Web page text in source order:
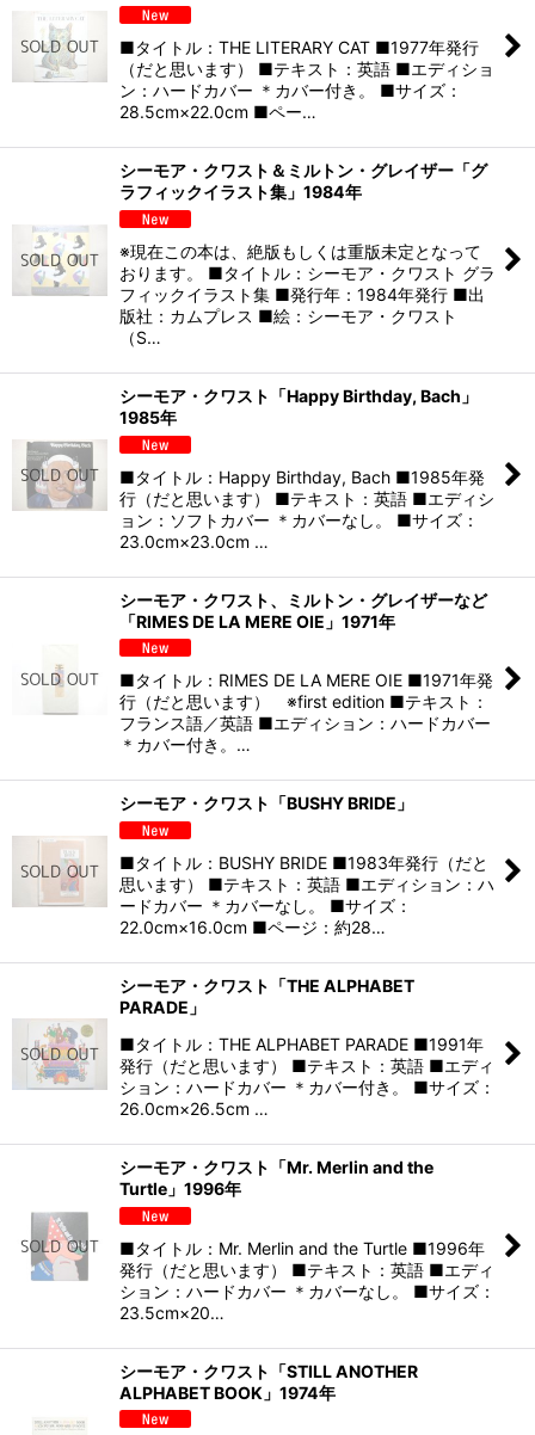
■タイトル：THE LITERARY CAT ■1977年発行
（だと思います） ■テキスト：英語 ■エディショ
ン：ハードカバー ＊カバー付き。 ■サイズ：
28.5cm×22.0cm ■ペー…
シーモア・クワスト＆ミルトン・グレイザー「グ
ラフィックイラスト集」1984年
※現在この本は、絶版もしくは重版未定となって
おります。 ■タイトル：シーモア・クワスト グラ
フィックイラスト集 ■発行年：1984年発行 ■出
版社：カムプレス ■絵：シーモア・クワスト
（S…
シーモア・クワスト「Happy Birthday, Bach」
1985年
■タイトル：Happy Birthday, Bach ■1985年発
行（だと思います） ■テキスト：英語 ■エディシ
ョン：ソフトカバー ＊カバーなし。 ■サイズ：
23.0cm×23.0cm …
シーモア・クワスト、ミルトン・グレイザーなど
「RIMES DE LA MERE OIE」1971年
■タイトル：RIMES DE LA MERE OIE ■1971年発
行（だと思います） ※first edition ■テキスト：
フランス語／英語 ■エディション：ハードカバー
＊カバー付き。…
シーモア・クワスト「BUSHY BRIDE」
■タイトル：BUSHY BRIDE ■1983年発行（だと
思います） ■テキスト：英語 ■エディション：ハ
ードカバー ＊カバーなし。 ■サイズ：
22.0cm×16.0cm ■ページ：約28…
シーモア・クワスト「THE ALPHABET
PARADE」
■タイトル：THE ALPHABET PARADE ■1991年
発行（だと思います） ■テキスト：英語 ■エディ
ション：ハードカバー ＊カバー付き。 ■サイズ：
26.0cm×26.5cm …
シーモア・クワスト「Mr. Merlin and the
Turtle」1996年
■タイトル：Mr. Merlin and the Turtle ■1996年
発行（だと思います） ■テキスト：英語 ■エディ
ション：ハードカバー ＊カバーなし。 ■サイズ：
23.5cm×20…
シーモア・クワスト「STILL ANOTHER
ALPHABET BOOK」1974年